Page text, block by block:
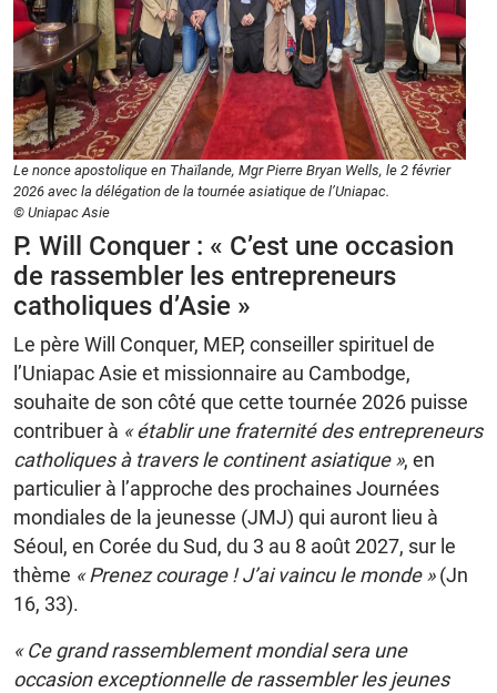
Le nonce apostolique en Thaïlande, Mgr Pierre Bryan Wells, le 2 février
2026 avec la délégation de la tournée asiatique de l’Uniapac.
© Uniapac Asie
P. Will Conquer : « C’est une occasion
de rassembler les entrepreneurs
catholiques d’Asie »
Le père Will Conquer, MEP, conseiller spirituel de
l’Uniapac Asie et missionnaire au Cambodge,
souhaite de son côté que cette tournée 2026 puisse
contribuer à « établir une fraternité des entrepreneurs
catholiques à travers le continent asiatique », en
particulier à l’approche des prochaines Journées
mondiales de la jeunesse (JMJ) qui auront lieu à
Séoul, en Corée du Sud, du 3 au 8 août 2027, sur le
thème « Prenez courage ! J’ai vaincu le monde »(Jn
16, 33).
« Ce grand rassemblement mondial sera une
occasion exceptionnelle de rassembler les jeunes